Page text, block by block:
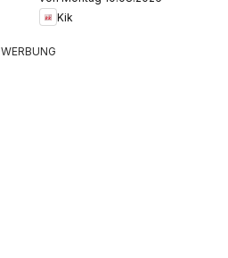
Kik
WERBUNG